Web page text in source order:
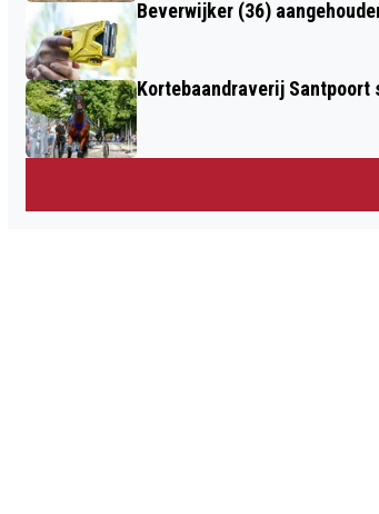
Beverwijker (36)
Kortebaandraverij